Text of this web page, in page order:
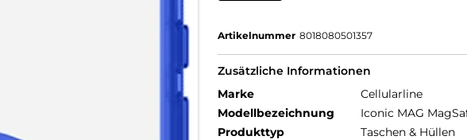
Artikelnummer 8018080501357
Zusätzliche Informationen
Marke
Cellularline
Modellbezeichnung
Iconic MAG
Produkttyp
Taschen & Hüllen